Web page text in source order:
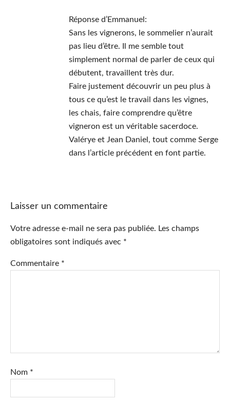
Réponse d’Emmanuel:
Sans les vignerons, le sommelier n’aurait
pas lieu d’être. Il me semble tout
simplement normal de parler de ceux qui
débutent, travaillent très dur.
Faire justement découvrir un peu plus à
tous ce qu’est le travail dans les vignes,
les chais, faire comprendre qu’être
vigneron est un véritable sacerdoce.
Valérye et Jean Daniel, tout comme Serge
dans l’article précédent en font partie.
Laisser un commentaire
Votre adresse e-mail ne sera pas publiée. Les champs
obligatoires sont indiqués avec *
Commentaire *
Nom *